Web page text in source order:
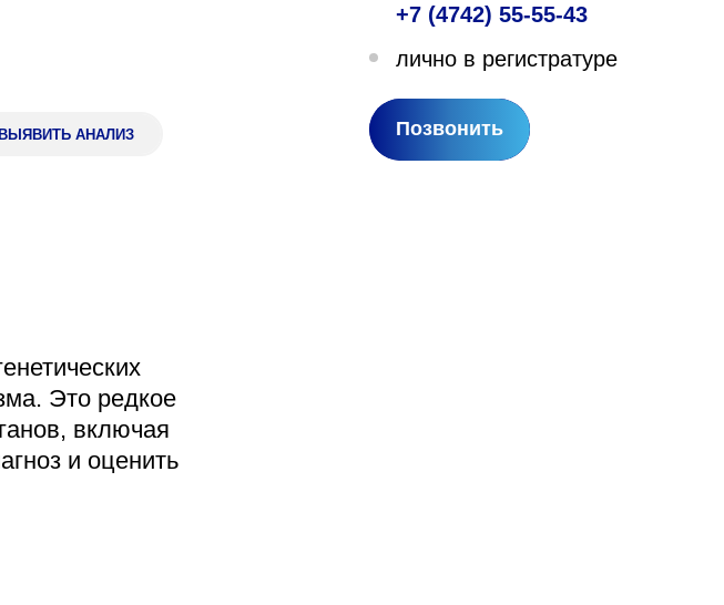
399000, г. Липецк, Плехановское лесничество,
08:00–16:45
АНАЛИЗ
Это редкое
включая
и оценить
+7 (4742) 55-55-43
лично в регистратуре
Позвонить